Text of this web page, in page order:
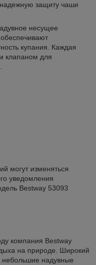
защиту чаши
несущее
купания. Каждая
клапаном для
могут изменяться
уведомления
Bestway 53093
компания Bestway
на природе. Широкий
небольшие надувные